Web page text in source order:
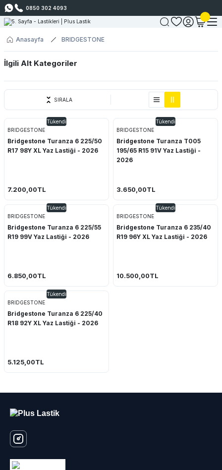
0850 302 4093
Anasayfa BRIDGESTONE
İlgili Alt Kategoriler
Bridgestone
SIRALA
Tükendi
BRIDGESTONE
Bridgestone Turanza 6 225/50
R17 98Y XL Yaz Lastiği - 2026
7.200,00TL
Tükendi
BRIDGESTONE
Bridgestone Turanza T005
195/65 R15 91V Yaz Lastiği -
2026
3.650,00TL
Tükendi
BRIDGESTONE
Bridgestone Turanza 6 225/55
R19 99V Yaz Lastiği - 2026
6.850,00TL
Tükendi
BRIDGESTONE
Bridgestone Turanza 6 235/40
R19 96Y XL Yaz Lastiği - 2026
10.500,00TL
Tükendi
BRIDGESTONE
Bridgestone Turanza 6 225/40
R18 92Y XL Yaz Lastiği - 2026
5.125,00TL